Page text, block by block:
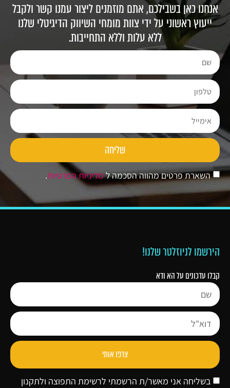
אנחנו כאן בשבילכם, אתם מוזמנים ליצור עמנו קשר ולקבל
ייעוץ ראשוני על ידי צוות מומחי השיווק הדיגיטלי שלנו
ללא עלות וללא התחייבות.
השארת פרטים מהווה הסכמה למדיניות הפרטיות.
שליחה
הירשמו לניוזלטר שלנו!
קבלו עדכונים על הא ודא
בשליחה אני מאשר/ת הרשמתי לרשימת התפוצה ולתקנון
צרפו אותי